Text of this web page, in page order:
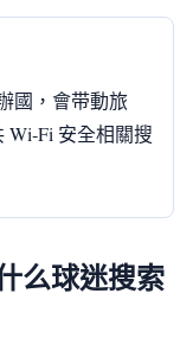
國，會带動旅
安全相關搜
么球迷搜索